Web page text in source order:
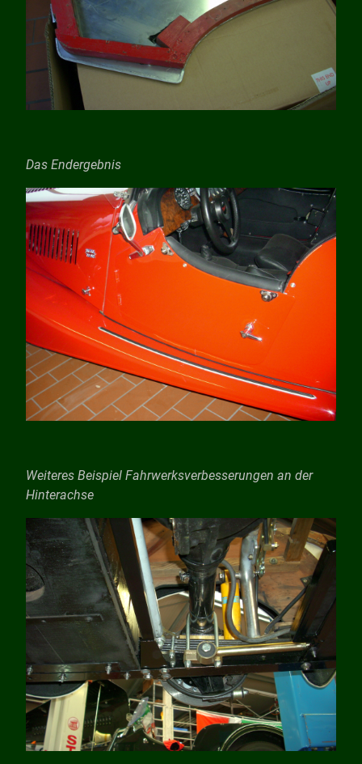
Das Endergebnis
Weiteres Beispiel Fahrwerksverbesserungen an der
Hinterachse